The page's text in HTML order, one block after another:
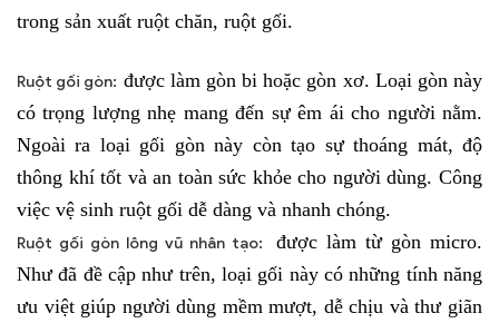
trong sản xuất ruột chăn, ruột gối.
Ruột gối gòn: được làm gòn bi hoặc gòn xơ. Loại gòn này
có trọng lượng nhẹ mang đến sự êm ái cho người nằm.
Ngoài ra loại gối gòn này còn tạo sự thoáng mát, độ
thông khí tốt và an toàn sức khỏe cho người dùng. Công
việc vệ sinh ruột gối dễ dàng và nhanh chóng.
Ruột gối gòn lông vũ nhân tạo: được làm từ gòn micro.
Như đã đề cập như trên, loại gối này có những tính năng
ưu việt giúp người dùng mềm mượt, dễ chịu và thư giãn